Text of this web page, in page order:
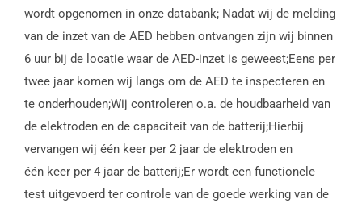
wordt opgenomen in onze databank; Nadat wij de melding
van de inzet van de AED hebben ontvangen zijn wij binnen
6 uur bij de locatie waar de AED-inzet is geweest;Eens per
twee jaar komen wij langs om de AED te inspecteren en
te onderhouden;Wij controleren o.a. de houdbaarheid van
de elektroden en de capaciteit van de batterij;Hierbij
vervangen wij één keer per 2 jaar de elektroden en
één keer per 4 jaar de batterij;Er wordt een functionele
test uitgevoerd ter controle van de goede werking van de